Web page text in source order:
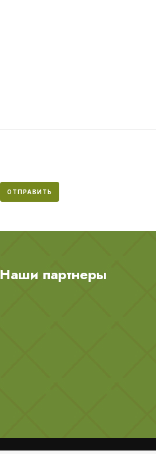
ОТПРАВИТЬ
Наши партнеры